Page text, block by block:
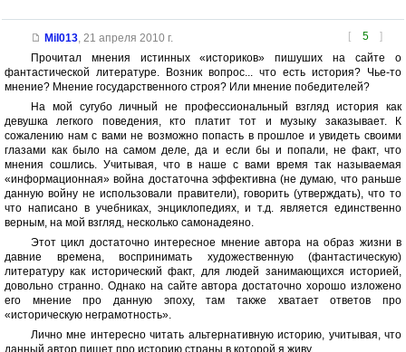
[ 5 ]
MiI013, 21 апреля 2010 г.
Прочитал мнения истинных «историков» пишуших на сайте о
фантастической литературе. Возник вопрос... что есть история? Чье-то
мнение? Мнение государственного строя? Или мнение победителей?
На мой сугубо личный не профессиональный взгляд история как
девушка легкого поведения, кто платит тот и музыку заказывает. К
сожалению нам с вами не возможно попасть в прошлое и увидеть своими
глазами как было на самом деле, да и если бы и попали, не факт, что
мнения сошлись. Учитывая, что в наше с вами время так называемая
«информационная» война достаточна эффективна (не думаю, что раньше
данную войну не использовали правители), говорить (утверждать), что то
что написано в учебниках, энциклопедиях, и т.д. является единственно
верным, на мой взгляд, несколько самонадеяно.
Этот цикл достаточно интересное мнение автора на образ жизни в
давние времена, воспринимать художественную (фантастическую)
литературу как исторический факт, для людей занимающихся историей,
довольно странно. Однако на сайте автора достаточно хорошо изложено
его мнение про данную эпоху, там также хватает ответов про
«историческую неграмотность».
Лично мне интересно читать альтернативную историю, учитывая, что
данный автор пишет про историю страны в которой я живу.